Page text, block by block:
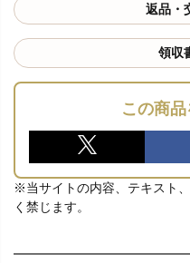
返品・
領収
この商
※当サイトの内容、テキスト
く禁じます。